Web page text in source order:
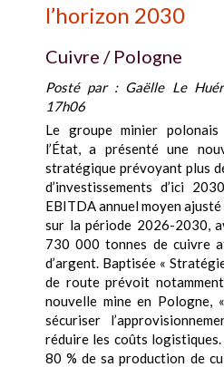
l’horizon 2030
Cuivre / Pologne
Posté par : Gaëlle Le
17h06
Le groupe minier
l’État, a présenté une
stratégique prévoyant plus
d’investissements d’ici
EBITDA annuel moyen ajusté
sur la période 2026-2030,
730 000 tonnes de cuivre
d’argent. Baptisée «
de route prévoit
nouvelle mine en Pologne,
sécuriser
réduire les coûts
80 % de sa production de